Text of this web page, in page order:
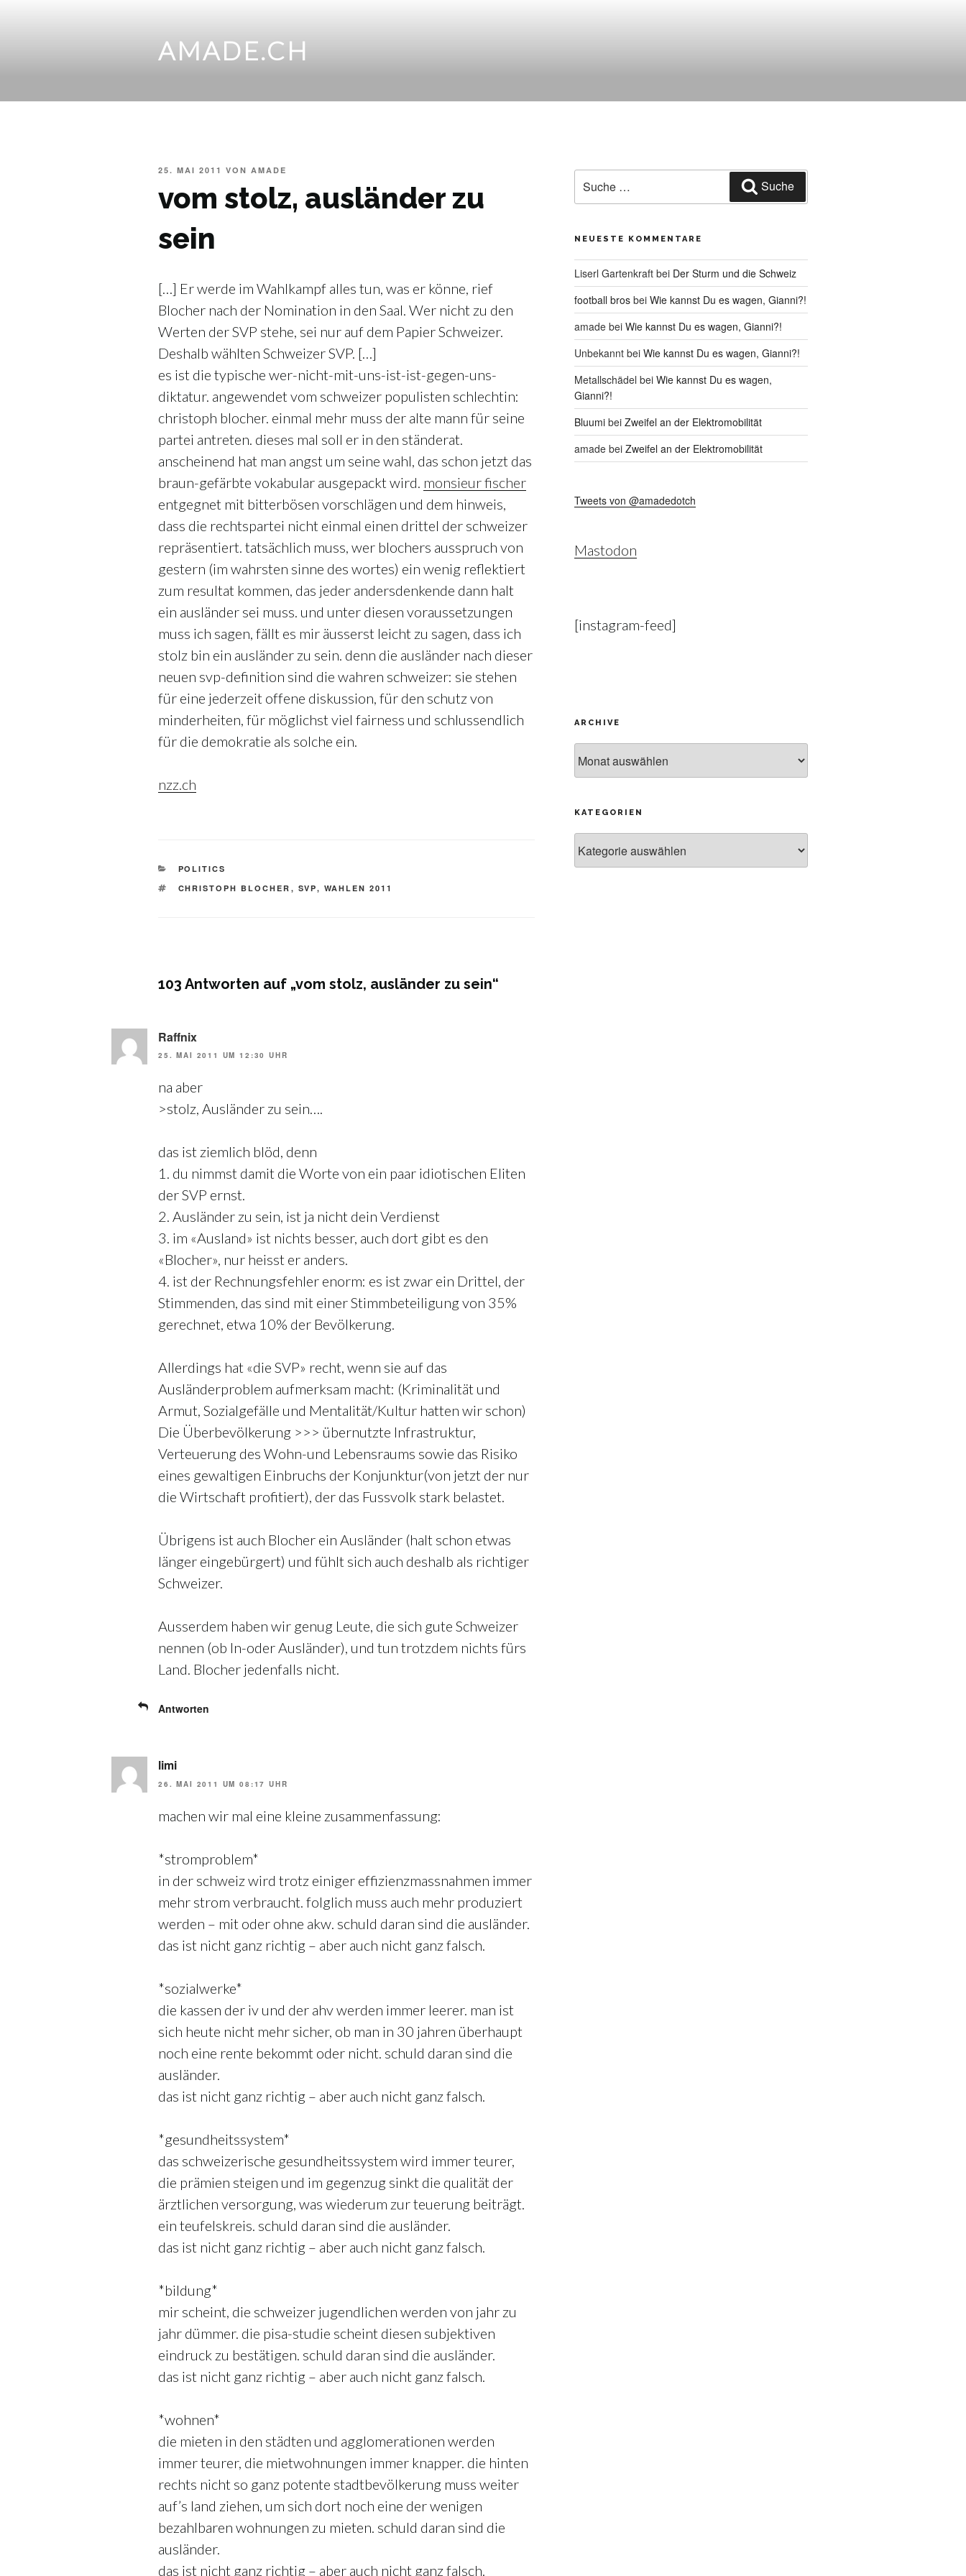
AMADE.CH
VERÖFFENTLICHT
25. MAI 2011 VON AMADE
vom stolz, ausländer zu
sein
[…] Er werde im Wahlkampf alles tun, was er könne, rief
Blocher nach der Nomination in den Saal. Wer nicht zu den
Werten der SVP stehe, sei nur auf dem Papier Schweizer.
Deshalb wählten Schweizer SVP. […]
es ist die typische wer-nicht-mit-uns-ist-ist-gegen-uns-
diktatur. angewendet vom schweizer populisten schlechtin:
christoph blocher. einmal mehr muss der alte mann für seine
partei antreten. dieses mal soll er in den ständerat.
anscheinend hat man angst um seine wahl, das schon jetzt das
braun-gefärbte vokabular ausgepackt wird. monsieur fischer
entgegnet mit bitterbösen vorschlägen und dem hinweis,
dass die rechtspartei nicht einmal einen drittel der schweizer
repräsentiert. tatsächlich muss, wer blochers ausspruch von
gestern (im wahrsten sinne des wortes) ein wenig reflektiert
zum resultat kommen, das jeder andersdenkende dann halt
ein ausländer sei muss. und unter diesen voraussetzungen
muss ich sagen, fällt es mir äusserst leicht zu sagen, dass ich
stolz bin ein ausländer zu sein. denn die ausländer nach dieser
neuen svp-definition sind die wahren schweizer: sie stehen
für eine jederzeit offene diskussion, für den schutz von
minderheiten, für möglichst viel fairness und schlussendlich
für die demokratie als solche ein.
nzz.ch
KATEGORIEN
POLITICS
SCHLAGWÖRTER
CHRISTOPH BLOCHER , SVP, WAHLEN 2011
103 Antworten auf „vom stolz, ausländer zu sein“
Raffnix
25. MAI 2011 UM 12:30 UHR
na aber
>stolz, Ausländer zu sein….
das ist ziemlich blöd, denn
1. du nimmst damit die Worte von ein paar idiotischen Eliten
der SVP ernst.
2. Ausländer zu sein, ist ja nicht dein Verdienst
3. im «Ausland» ist nichts besser, auch dort gibt es den
«Blocher», nur heisst er anders.
4. ist der Rechnungsfehler enorm: es ist zwar ein Drittel, der
Stimmenden, das sind mit einer Stimmbeteiligung von 35%
gerechnet, etwa 10% der Bevölkerung.
Allerdings hat «die SVP» recht, wenn sie auf das
Ausländerproblem aufmerksam macht: (Kriminalität und
Armut, Sozialgefälle und Mentalität/Kultur hatten wir schon)
Die Überbevölkerung >>> übernutzte Infrastruktur,
Verteuerung des Wohn-und Lebensraums sowie das Risiko
eines gewaltigen Einbruchs der Konjunktur(von jetzt der nur
die Wirtschaft profitiert), der das Fussvolk stark belastet.
Übrigens ist auch Blocher ein Ausländer (halt schon etwas
länger eingebürgert) und fühlt sich auch deshalb als richtiger
Schweizer.
Ausserdem haben wir genug Leute, die sich gute Schweizer
nennen (ob In-oder Ausländer), und tun trotzdem nichts fürs
Land. Blocher jedenfalls nicht.
Antworten
limi
26. MAI 2011 UM 08:17 UHR
machen wir mal eine kleine zusammenfassung:
*stromproblem*
in der schweiz wird trotz einiger effizienzmassnahmen immer
mehr strom verbraucht. folglich muss auch mehr produziert
werden – mit oder ohne akw. schuld daran sind die ausländer.
das ist nicht ganz richtig – aber auch nicht ganz falsch.
*sozialwerke*
die kassen der iv und der ahv werden immer leerer. man ist
sich heute nicht mehr sicher, ob man in 30 jahren überhaupt
noch eine rente bekommt oder nicht. schuld daran sind die
ausländer.
das ist nicht ganz richtig – aber auch nicht ganz falsch.
*gesundheitssystem*
das schweizerische gesundheitssystem wird immer teurer,
die prämien steigen und im gegenzug sinkt die qualität der
ärztlichen versorgung, was wiederum zur teuerung beiträgt.
ein teufelskreis. schuld daran sind die ausländer.
das ist nicht ganz richtig – aber auch nicht ganz falsch.
*bildung*
mir scheint, die schweizer jugendlichen werden von jahr zu
jahr dümmer. die pisa-studie scheint diesen subjektiven
eindruck zu bestätigen. schuld daran sind die ausländer.
das ist nicht ganz richtig – aber auch nicht ganz falsch.
*wohnen*
die mieten in den städten und agglomerationen werden
immer teurer, die mietwohnungen immer knapper. die hinten
rechts nicht so ganz potente stadtbevölkerung muss weiter
auf’s land ziehen, um sich dort noch eine der wenigen
bezahlbaren wohnungen zu mieten. schuld daran sind die
ausländer.
das ist nicht ganz richtig – aber auch nicht ganz falsch.
nach:
Suche
NEUESTE KOMMENTARE
Liserl Gartenkraftbei Der Sturm und die Schweiz
football brosbei Wie kannst Du es wagen, Gianni?!
amadebei Wie kannst Du es wagen, Gianni?!
Unbekanntbei Wie kannst Du es wagen, Gianni?!
Metallschädel bei Wie kannst Du es wagen,
Gianni?!
Bluumibei Zweifel an der Elektromobilität
amadebei Zweifel an der Elektromobilität
Tweets von @amadedotch
Mastodon
[instagram-feed]
ARCHIVE
KATEGORIEN